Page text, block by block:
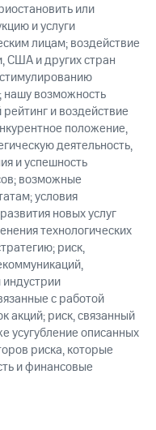
или
и услуги
лицам; воздействие
США и других стран
нашу возможность
и воздействие
положение,
деятельность,
и успешность
возможные
условия
новых услуг
технологических
риск,
с работой
акций; риск, связанный
усугубление описанных
риска, которые
и финансовые